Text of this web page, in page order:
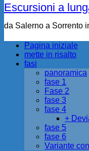
Escursioni a
da Salerno a Sorrento
Pagina iniziale
mette in risalto
fasi
panoramica
fase 1
Fase 2
fase 3
fase 4
+
fase 5
fase 6
Variante